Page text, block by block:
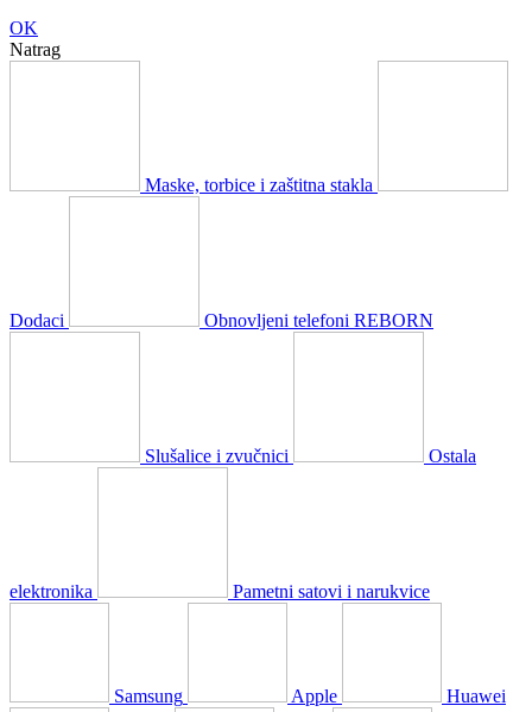
OK
Natrag
Maske, torbice i zaštitna stakla
Dodaci Obnovljeni telefoni REBORN
Slušalice i zvučnici Ostala
elektronika Pametni satovi i narukvice
Samsung Apple Huawei